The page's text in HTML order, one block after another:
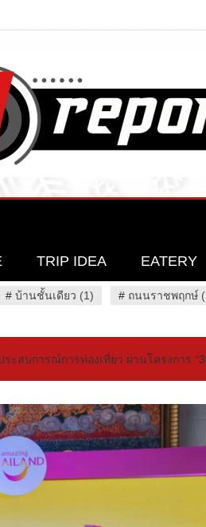
TRIP IDEA EATERY
# บ้านชั้นเดียว (1) # ถนนราชพฤกษ์
ะสบการณ์การท่องเที่ยว ผ่านโครงการ